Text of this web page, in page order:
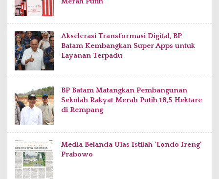
Akselerasi Transformasi Digital, BP
Batam Kembangkan Super Apps untuk
Layanan Terpadu
BP Batam Matangkan Pembangunan
Sekolah Rakyat Merah Putih 18,5 Hektare
di Rempang
Media Belanda Ulas Istilah ‘Londo Ireng’
Prabowo